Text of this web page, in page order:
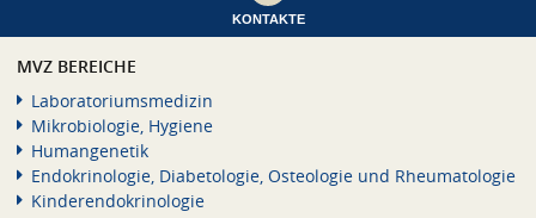
KONTAKTE
MVZ BEREICHE
Laboratoriumsmedizin
Mikrobiologie, Hygiene
Humangenetik
Endokrinologie, Diabetologie, Osteologie und Rheumatologie
Kinderendokrinologie